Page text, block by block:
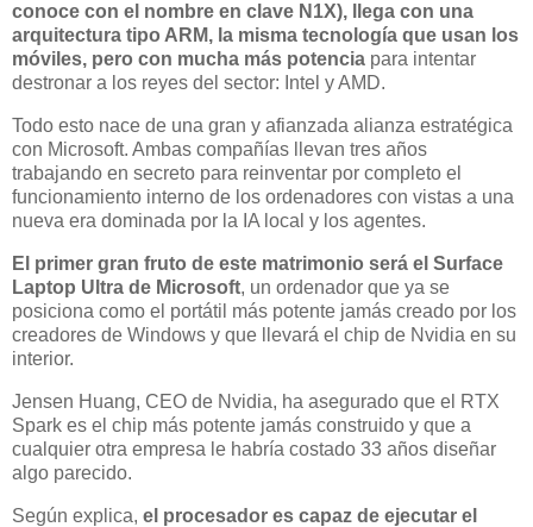
conoce con el nombre en clave N1X), llega con una
arquitectura tipo ARM, la misma tecnología que usan los
móviles, pero con mucha más potencia para intentar
destronar a los reyes del sector: Intel y AMD.
Todo esto nace de una gran y afianzada alianza estratégica
con Microsoft. Ambas compañías llevan tres años
trabajando en secreto para reinventar por completo el
funcionamiento interno de los ordenadores con vistas a una
nueva era dominada por la IA local y los agentes.
El primer gran fruto de este matrimonio será el Surface
Laptop Ultra de Microsoft, un ordenador que ya se
posiciona como el portátil más potente jamás creado por los
creadores de Windows y que llevará el chip de Nvidia en su
interior.
Jensen Huang, CEO de Nvidia, ha asegurado que el RTX
Spark es el chip más potente jamás construido y que a
cualquier otra empresa le habría costado 33 años diseñar
algo parecido.
Según explica, el procesador es capaz de ejecutar el